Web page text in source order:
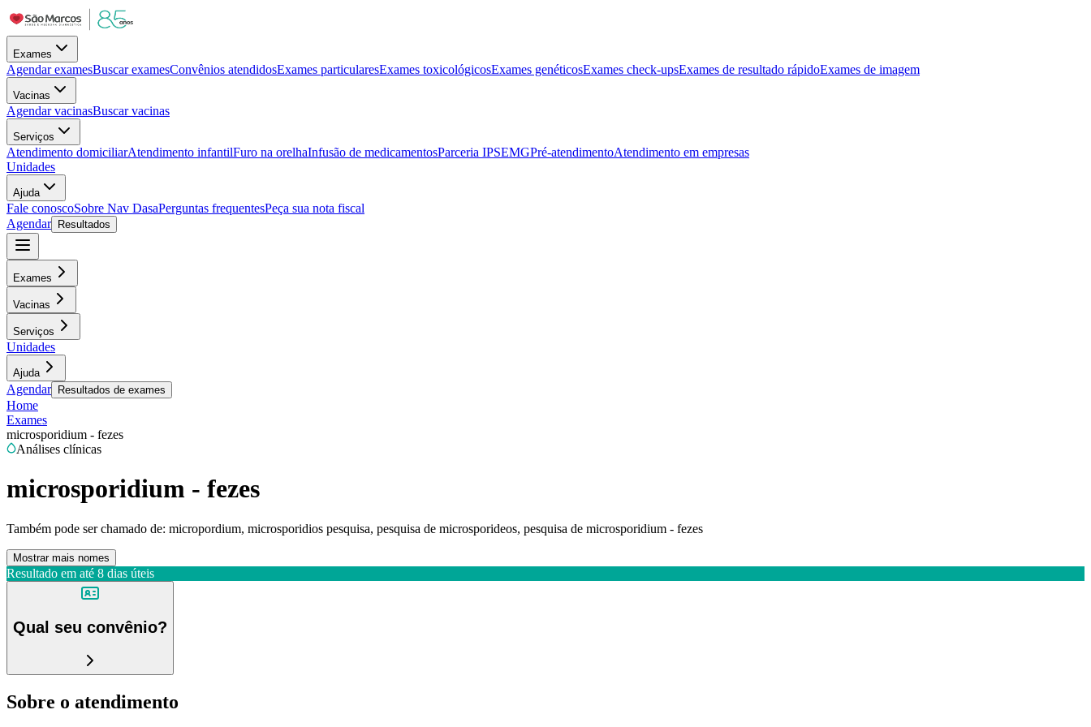
Exames
Agendar examesBuscar examesConvênios atendidosExames particularesExames toxicológicosExames genéticosExames check-upsExames de resultado rápidoExames de imagem
Vacinas
Agendar vacinasBuscar vacinas
Serviços
Atendimento domiciliarAtendimento infantilFuro na orelhaInfusão de medicamentosParceria IPSEMGPré-atendimentoAtendimento em empresas
Unidades
Ajuda
Fale conoscoSobre Nav DasaPerguntas frequentesPeça sua nota fiscal
Agendar
Resultados
Exames
Vacinas
Serviços
Unidades
Ajuda
Agendar Resultados de exames
Home
Exames
microsporidium - fezes
Análises clínicas
microsporidium - fezes
Também pode ser chamado de: micropordium, microsporidios pesquisa, pesquisa de microsporideos, pesquisa de microsporidium - fezes
Mostrar mais nomes
Resultado em até 8 dias úteis
Qual seu convênio?
Sobre o atendimento